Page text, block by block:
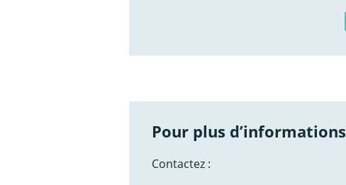
/notre-
Pour plus
Contactez :